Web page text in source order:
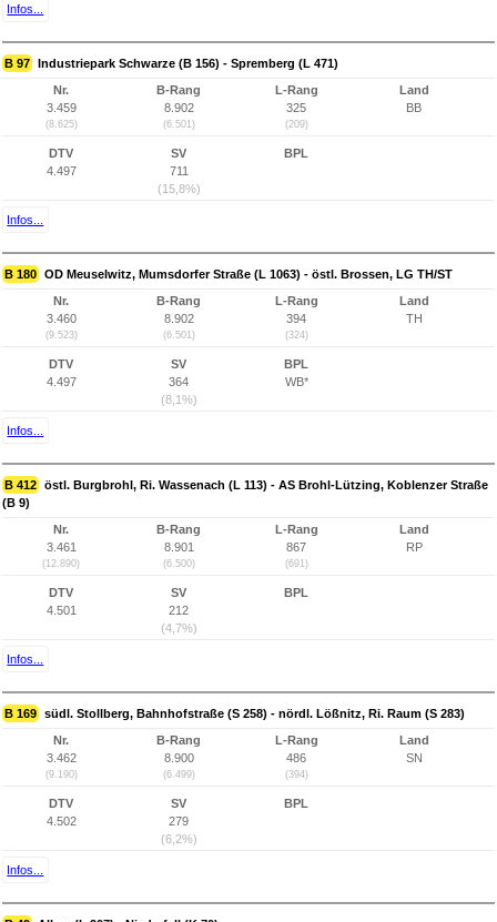
Infos...
B 97 Industriepark Schwarze (B 156) - Spremberg (L 471)
Nr.
3.459
(8.625)
B-Rang
8.902
(6.501)
L-Rang
325
(209)
Land
BB
DTV
4.497
SV
711
(15,8%)
BPL
Infos...
B 180 OD Meuselwitz, Mumsdorfer Straße (L 1063) - östl. Brossen, LG TH/ST
Nr.
3.460
(9.523)
B-Rang
8.902
(6.501)
L-Rang
394
(324)
Land
TH
DTV
4.497
SV
364
(8,1%)
BPL
WB*
Infos...
B 412 östl. Burgbrohl, Ri. Wassenach (L 113) - AS Brohl-Lützing, Koblenzer Straße
(B 9)
Nr.
3.461
(12.890)
B-Rang
8.901
(6.500)
L-Rang
867
(691)
Land
RP
DTV
4.501
SV
212
(4,7%)
BPL
Infos...
B 169 südl. Stollberg, Bahnhofstraße (S 258) - nördl. Lößnitz, Ri. Raum (S 283)
Nr.
3.462
(9.190)
B-Rang
8.900
(6.499)
L-Rang
486
(394)
Land
SN
DTV
4.502
SV
279
(6,2%)
BPL
Infos...